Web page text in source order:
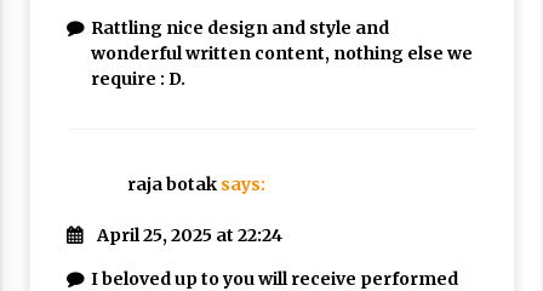
Rattling nice design and style and
wonderful written content, nothing else we
require : D.
raja botak says:
April 25, 2025 at 22:24
I beloved up to you will receive performed